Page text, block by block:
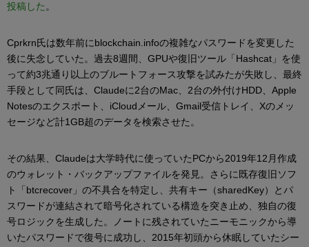
投稿した。
Cprkrn氏は数年前にblockchain.infoの複雑なパスワードを変更した
後に失念していた。過去8週間、GPUや復旧ツール「Hashcat」を使
って約3兆通り以上のブルートフォース攻撃を試みたが失敗し、最終
手段として同氏は、Claudeに2台のMac、2台の外付けHDD、Apple
Notesのエクスポート、iCloudメール、Gmail受信トレイ、Xのメッ
セージなど計1GB超のデータを検索させた。
その結果、Claudeは大学時代に使っていたPCから2019年12月作成
のウォレット・バックアップファイルを発見。さらに既存復旧ソフ
ト「btcrecover」の不具合を特定し、共有キー（sharedKey）とパ
スワードが連結されて暗号化されている構造を突き止め、独自の復
号ロジックを生成した。ノートに残されていたニーモニックから導
いたパスワードで復号に成功し、2015年初頭から休眠していたシー